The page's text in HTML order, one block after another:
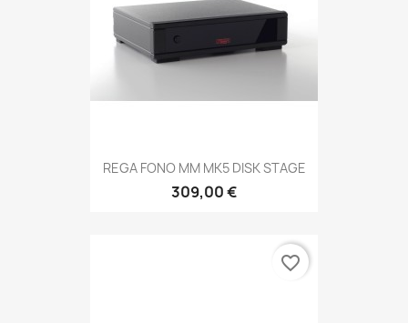
REGA FONO MM MK5 DISK STAGE
309,00 €
favorite_border